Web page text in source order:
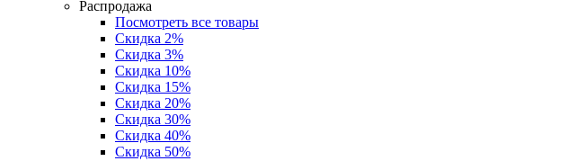
Распродажа
Посмотреть все товары
Скидка 2%
Скидка 3%
Скидка 10%
Скидка 15%
Скидка 20%
Скидка 30%
Скидка 40%
Скидка 50%